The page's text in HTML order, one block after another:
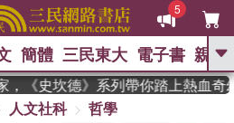
5
GO
熱搜： 東野圭吾 、
簡體 三民東大 電子書 親子
《史坎德》系列帶你踏上熱血奇
人文社科
哲學